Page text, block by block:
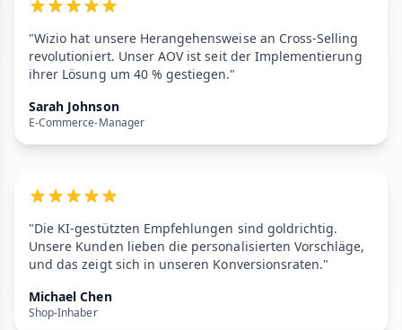
"Wizio hat unsere Herangehensweise an Cross-Selling
revolutioniert. Unser AOV ist seit der Implementierung
ihrer Lösung um 40 % gestiegen."
Sarah Johnson
E-Commerce-Manager
"Die KI-gestützten Empfehlungen sind goldrichtig.
Unsere Kunden lieben die personalisierten Vorschläge,
und das zeigt sich in unseren Konversionsraten."
Michael Chen
Shop-Inhaber